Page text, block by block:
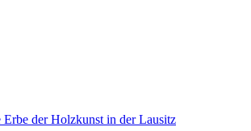
Erbe der Holzkunst in der Lausitz